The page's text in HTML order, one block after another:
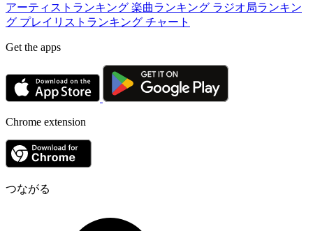
アーティストランキング 楽曲ランキング ラジオ局ランキン
グ プレイリストランキング チャート
Get the apps
Chrome extension
つながる